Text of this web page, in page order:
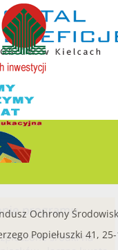
Ochrony
Popiełuszki 41,